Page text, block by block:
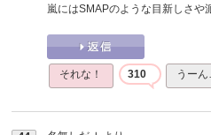
嵐にはSMAPのような目新しさや
それな！ 310 うー